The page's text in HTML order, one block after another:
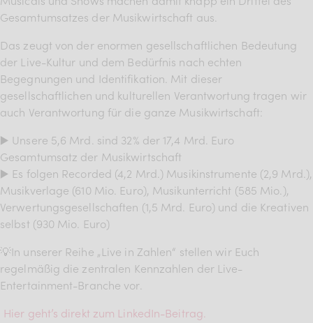
Gesamtumsatzes der Musikwirtschaft aus.
Das zeugt von der enormen gesellschaftlichen Bedeutung
der Live-Kultur und dem Bedürfnis nach echten
Begegnungen und Identifikation. Mit dieser
gesellschaftlichen und kulturellen Verantwortung tragen wir
auch Verantwortung für die ganze Musikwirtschaft:
▶️ Unsere 5,6 Mrd. sind 32% der 17,4 Mrd. Euro
Gesamtumsatz der Musikwirtschaft
▶️ Es folgen Recorded (4,2 Mrd.) Musikinstrumente (2,9 Mrd.),
Musikverlage (610 Mio. Euro), Musikunterricht (585 Mio.),
Verwertungsgesellschaften (1,5 Mrd. Euro) und die Kreativen
selbst (930 Mio. Euro)
💡In unserer Reihe „Live in Zahlen“ stellen wir Euch
regelmäßig die zentralen Kennzahlen der Live-
Entertainment-Branche vor.
Hier geht’s direkt zum LinkedIn-Beitrag.
BDKV Academy
Juristische Beratung und
Services
Geldwerte Vorteile und
Rabatte
BDKV Female Voice